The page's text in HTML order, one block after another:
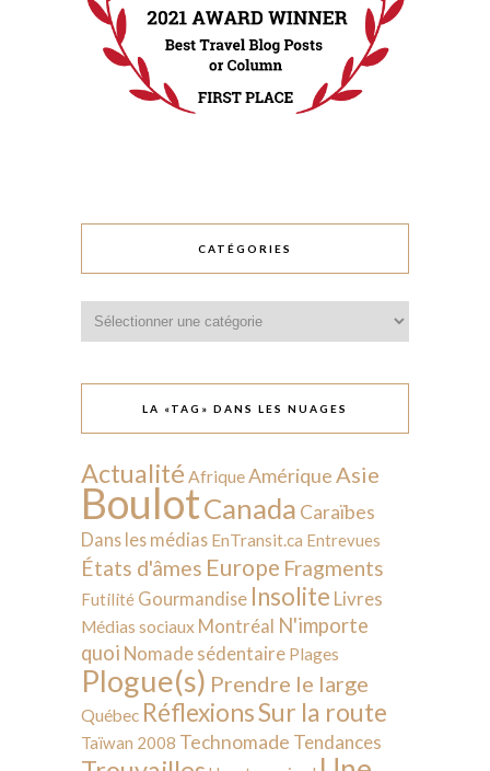
CATÉGORIES
LA «TAG» DANS LES NUAGES
Actualité AfriqueAmérique Asie
BoulotCanada Caraïbes
Dans les médias EnTransit.ca Entrevues
États d'âmes Europe Fragments
Futilité Gourmandise Insolite Livres
Médias sociaux Montréal N'importe
quoi Nomade sédentaire Plages
Plogue(s) Prendre le large
Québec RéflexionsSur la route
Taïwan 2008 Technomade Tendances